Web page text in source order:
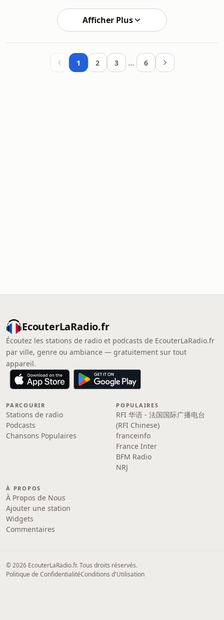
Afficher Plus
1 2 3 … 6
EcouterLaRadio.fr
Écoutez les stations de radio et podcasts de EcouterLaRadio.fr
par ville, genre ou ambiance — gratuitement sur tout
appareil.
PARCOURIR
Stations de radio
Podcasts
Chansons Populaires
POPULAIRES
RFI 华语 - 法国国际广播电台
(RFI Chinese)
franceinfo
France Inter
BFM Radio
NRJ
À PROPOS
À Propos de Nous
Ajouter une station
Widgets
Commentaires
© 2026 EcouterLaRadio.fr. Tous droits réservés.
Politique de ConfidentialitéConditions d'Utilisation